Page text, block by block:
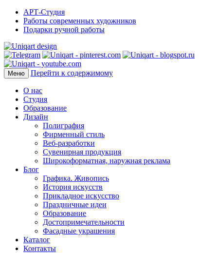
АРТ-Студия
Работы современных художников
Подарки ручной работы
Меню Перейти к содержимому
О нас
Студия
Образование
Дизайн
Полиграфия
Фирменный стиль
Веб-разработки
Сувенирная продукция
Широкоформатная, наружная реклама
Блог
Графика. Живопись
История искусств
Прикладное искусство
Праздничные идеи
Образование
Достопримечательности
Фасадные украшения
Каталог
Контакты